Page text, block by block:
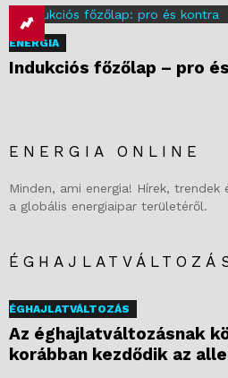
ENERGIA
Indukciós főzőlap – pro
ENERGIA ONLINE
Minden, ami energia! Hírek,
a globális energiaipar területéről.
ÉGHAJLATVÁLTOZÁS
Az éghajlatváltozásnak
korábban kezdődik az